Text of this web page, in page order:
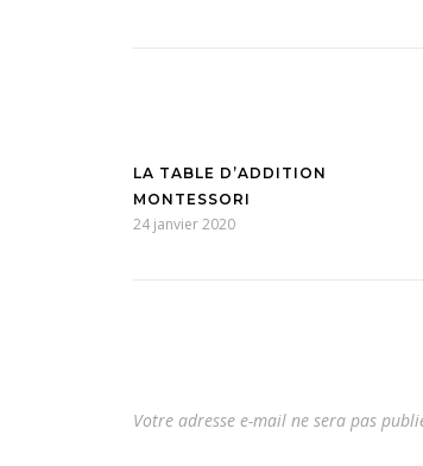
LA TABLE D’ADDITION
MONTESSORI
24 janvier 2020
Votre adresse e-mail ne sera pas